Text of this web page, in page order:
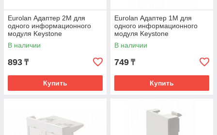
Eurolan Адаптер 2М для
одного информационного
модуля Keystone
В наличии
893 ₸
Купить
Eurolan Адаптер 1М для
одного информационного
модуля Keystone
В наличии
749 ₸
Купить